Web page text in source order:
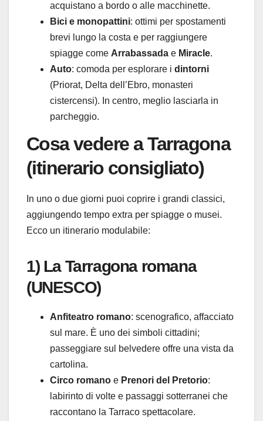
acquistano a bordo o alle macchinette.
Bici e monopattini: ottimi per spostamenti
brevi lungo la costa e per raggiungere
spiagge come Arrabassada e Miracle.
Auto: comoda per esplorare i dintorni
(Priorat, Delta dell’Ebro, monasteri
cistercensi). In centro, meglio lasciarla in
parcheggio.
Cosa vedere a Tarragona
(itinerario consigliato)
In uno o due giorni puoi coprire i grandi classici,
aggiungendo tempo extra per spiagge o musei.
Ecco un itinerario modulabile:
1) La Tarragona romana
(UNESCO)
Anfiteatro romano: scenografico, affacciato
sul mare. È uno dei simboli cittadini;
passeggiare sul belvedere offre una vista da
cartolina.
Circo romano e Prenori del Pretorio:
labirinto di volte e passaggi sotterranei che
raccontano la Tarraco spettacolare.